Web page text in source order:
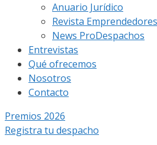
Anuario Jurídico
Revista Emprendedores
News ProDespachos
Entrevistas
Qué ofrecemos
Nosotros
Contacto
Premios 2026
Registra tu despacho